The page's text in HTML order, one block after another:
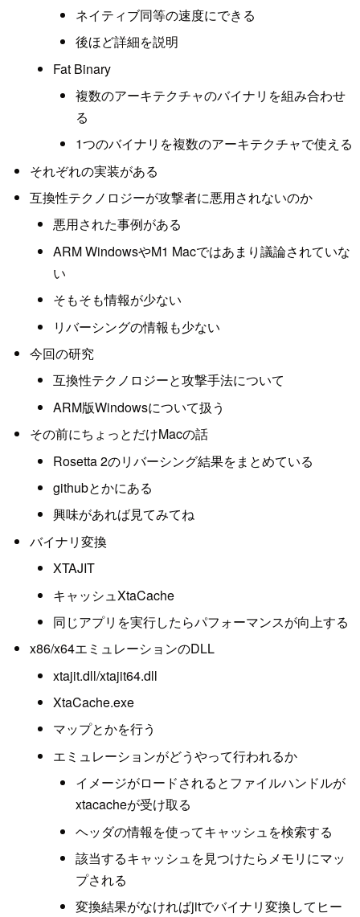
ネイティブ同等の速度にできる
後ほど詳細を説明
Fat Binary
複数のアーキテクチャのバイナリを組み合わせ
る
1つのバイナリを複数のアーキテクチャで使える
それぞれの実装がある
互換性テクノロジーが攻撃者に悪用されないのか
悪用された事例がある
ARM WindowsやM1 Macではあまり議論されていな
い
そもそも情報が少ない
リバーシングの情報も少ない
今回の研究
互換性テクノロジーと攻撃手法について
ARM版Windowsについて扱う
その前にちょっとだけMacの話
Rosetta 2のリバーシング結果をまとめている
githubとかにある
興味があれば見てみてね
バイナリ変換
XTAJIT
キャッシュXtaCache
同じアプリを実行したらパフォーマンスが向上する
x86/x64エミュレーションのDLL
xtajit.dll/xtajit64.dll
XtaCache.exe
マップとかを行う
エミュレーションがどうやって行われるか
イメージがロードされるとファイルハンドルが
xtacacheが受け取る
ヘッダの情報を使ってキャッシュを検索する
該当するキャッシュを見つけたらメモリにマッ
プされる
変換結果がなければjitでバイナリ変換してヒー